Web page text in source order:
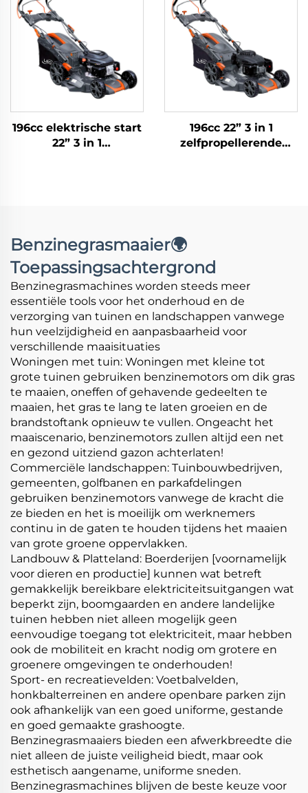
2L(GCV170)
196cc elektrische start
22” 3 in 1
196cc 22” 3 in 1
zelfpropellerende
Benzinegrasmaaier🌍
Toepassingsachtergrond
Benzinegrasmachines worden steeds meer
essentiële tools voor het onderhoud en de
verzorging van tuinen en landschappen vanwege
hun veelzijdigheid en aanpasbaarheid voor
verschillende maaisituaties
Woningen met tuin: Woningen met kleine tot
grote tuinen gebruiken benzinemotors om dik gras
te maaien, oneffen of gehavende gedeelten te
maaien, het gras te lang te laten groeien en de
brandstoftank opnieuw te vullen. Ongeacht het
maaiscenario, benzinemotors zullen altijd een net
en gezond uitziend gazon achterlaten!
Commerciële landschappen: Tuinbouwbedrijven,
gemeenten, golfbanen en parkafdelingen
gebruiken benzinemotors vanwege de kracht die
ze bieden en het is moeilijk om werknemers
continu in de gaten te houden tijdens het maaien
van grote groene oppervlakken.
Landbouw & Platteland: Boerderijen [voornamelijk
voor dieren en productie] kunnen wat betreft
gemakkelijk bereikbare elektriciteitsuitgangen wat
beperkt zijn, boomgaarden en andere landelijke
tuinen hebben niet alleen mogelijk geen
eenvoudige toegang tot elektriciteit, maar hebben
ook de mobiliteit en kracht nodig om grotere en
groenere omgevingen te onderhouden!
Sport- en recreatievelden: Voetbalvelden,
honkbalterreinen en andere openbare parken zijn
ook afhankelijk van een goed uniforme, gestande
en goed gemaakte grashoogte.
Benzinegrasmaaiers bieden een afwerkbreedte die
niet alleen de juiste veiligheid biedt, maar ook
esthetisch aangename, uniforme sneden.
Benzinegrasmachines blijven de beste keuze voor